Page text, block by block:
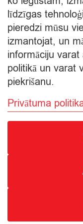
© Citro Ventspils
SPECIĀLĀ ATĻAUJA
līdzīgas
pieredzi mūsu
izmantojat, un
informāciju
politikā un varat
piekrišanu.
Privātuma